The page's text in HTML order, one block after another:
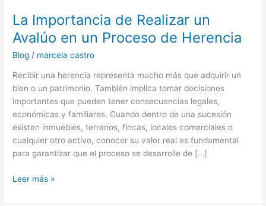
La Importancia de Realizar un
Avalúo en un Proceso de Herencia
Blog / marcela castro
Recibir una herencia representa mucho más que adquirir un
bien o un patrimonio. También implica tomar decisiones
importantes que pueden tener consecuencias legales,
económicas y familiares. Cuando dentro de una sucesión
existen inmuebles, terrenos, fincas, locales comerciales o
cualquier otro activo, conocer su valor real es fundamental
para garantizar que el proceso se desarrolle de […]
Leer más »